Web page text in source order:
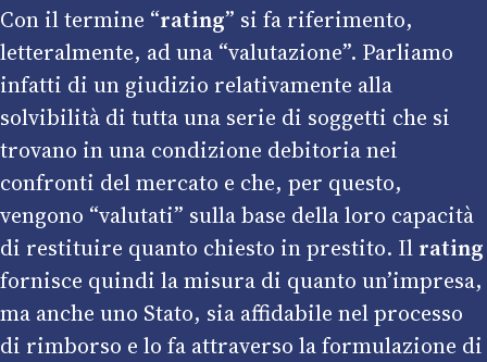
Con il termine “rating” si fa riferimento,
letteralmente, ad una “valutazione”. Parliamo
infatti di un giudizio relativamente alla
solvibilità di tutta una serie di soggetti che si
trovano in una condizione debitoria nei
confronti del mercato e che, per questo,
vengono “valutati” sulla base della loro capacità
di restituire quanto chiesto in prestito. Il rating
fornisce quindi la misura di quanto un’impresa,
ma anche uno Stato, sia affidabile nel processo
di rimborso e lo fa attraverso la formulazione di